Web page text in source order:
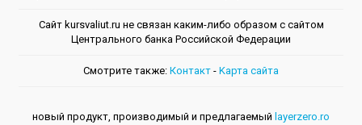
Сайт kursvaliut.ru не связан каким-либо образом с сайтом
Центрального банкa Российской Федерации
Смотрите также: Контакт - Kарта сайта
новый продукт, производимый и предлагаемый layerzero.ro